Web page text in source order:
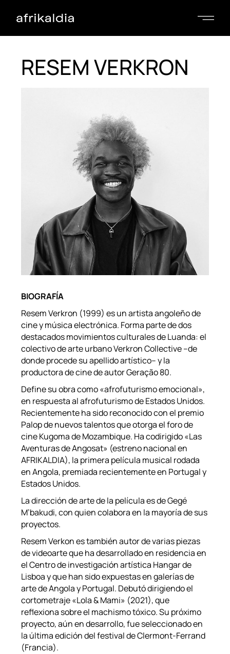
RESEM VERKRON
BIOGRAFÍA
Resem Verkron (1999) es un artista angoleño de
cine y música electrónica. Forma parte de dos
destacados movimientos culturales de Luanda: el
colectivo de arte urbano Verkron Collective –de
donde procede su apellido artístico– y la
productora de cine de autor Geração 80.
Define su obra como «afrofuturismo emocional»,
en respuesta al afrofuturismo de Estados Unidos.
Recientemente ha sido reconocido con el premio
Palop de nuevos talentos que otorga el foro de
cine Kugoma de Mozambique. Ha codirigido «Las
Aventuras de Angosat» (estreno nacional en
AFRIKALDIA), la primera película musical rodada
en Angola, premiada recientemente en Portugal y
Estados Unidos.
La dirección de arte de la película es de Gegé
M’bakudi, con quien colabora en la mayoría de sus
proyectos.
Resem Verkon es también autor de varias piezas
de videoarte que ha desarrollado en residencia en
el Centro de investigación artística Hangar de
Lisboa y que han sido expuestas en galerías de
arte de Angola y Portugal. Debutó dirigiendo el
cortometraje «Lola & Mami» (2021), que
reflexiona sobre el machismo tóxico. Su próximo
proyecto, aún en desarrollo, fue seleccionado en
la última edición del festival de Clermont-Ferrand
(Francia).